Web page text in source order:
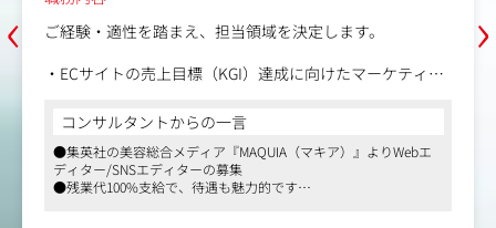
‹
ご経験・適性を踏まえ、担当領域を決定します。
・ECサイトの売上目標（KGI）達成に向けたマーケティン
・集客・購入促進・CRM施策の企画立案（キャンペーン、
メルマガ、SNS、アプリなど）
・ファッションコンテンツの企画・拡散施策の立案・実行
・MD・CRM・編集部など関係部署と連携したプロジェク
トマネジメント
コンサルタントからの一言
●集英社の美容総合メディア『MAQUIA（マキア）』よりWebエ
ディター/SNSエディターの募集
●残業代100%支給で、待遇も魅力的です
›